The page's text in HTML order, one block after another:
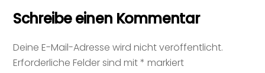
Schreibe einen Kommentar
Deine E-Mail-Adresse wird nicht veröffentlicht.
Erforderliche Felder sind mit* markiert